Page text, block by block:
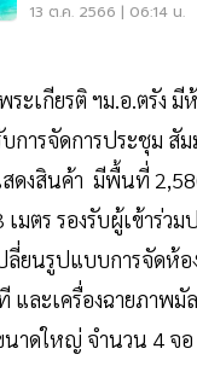
13 ต.ค. 2566 | 06:14 น.
ะเกียรติ ฯม.อ.ตรัง มี
การจัดการประชุม สัม
สดงสินค้า มีพื้นที่
มตร รองรับผู้เข้าร่ว
ลี่ยนรูปแบบการจัดห้อ
และเครื่องฉายภาพมั
นาดใหญ่ จำนวน 4 จ